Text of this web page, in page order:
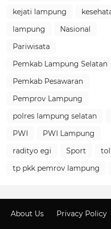
kejati lampung
lampung
Nasional
Pariwisata
Pemkab Lampung Selatan
Pemkab Pesawaran
Pemprov Lampung
polres lampung selatan
PWI
PWI Lampung
radityo egi
Sport
tp pkk pemrov lampung
About Us Privacy Policy